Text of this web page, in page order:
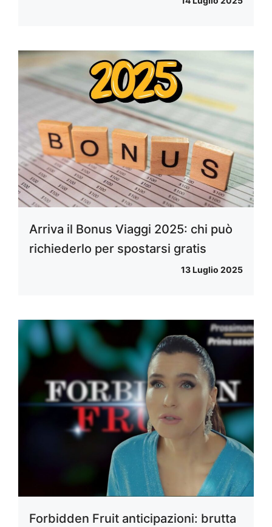
Arriva il Bonus Viaggi 2025: chi può
richiederlo per spostarsi gratis
13 Luglio 2025
Forbidden Fruit anticipazioni: brutta